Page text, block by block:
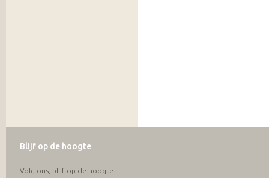
Blijf op de hoogte
Volg ons, blijf op de hoogte